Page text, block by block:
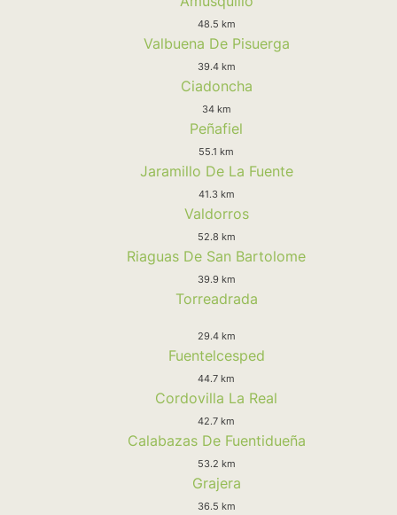
48.5 km
Valbuena De Pisuerga
39.4 km
Ciadoncha
34 km
Peñafiel
55.1 km
Jaramillo De La Fuente
41.3 km
Valdorros
52.8 km
Riaguas De San Bartolome
39.9 km
Torreadrada
29.4 km
Fuentelcesped
44.7 km
Cordovilla La Real
42.7 km
Calabazas De Fuentidueña
53.2 km
Grajera
36.5 km